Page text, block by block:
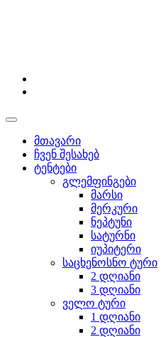
მთავარი
ჩვენ შესახებ
ტენტები
გლემფინგები
მარსი
მერკური
ნეპტუნი
სატურნი
იუპიტერი
საცხენოსნო ტური
2 დღიანი
3 დღიანი
ველო ტური
1 დღიანი
2 დღიანი